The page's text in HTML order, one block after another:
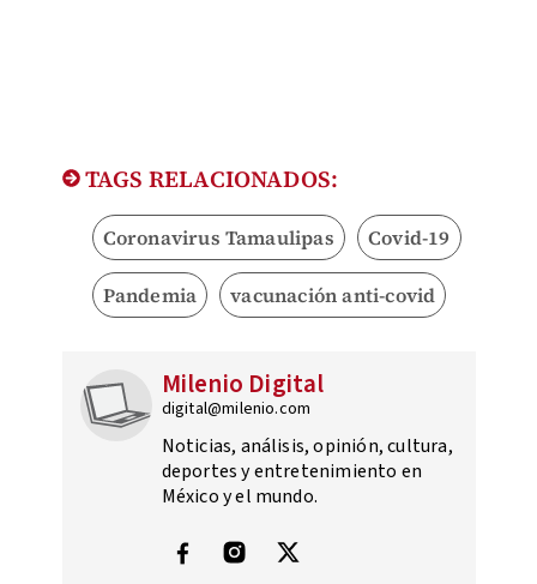
TAGS RELACIONADOS:
Coronavirus Tamaulipas Covid-19
Pandemia vacunación anti-covid
Milenio Digital
digital@milenio.com
Noticias, análisis, opinión, cultura,
deportes y entretenimiento en
México y el mundo.